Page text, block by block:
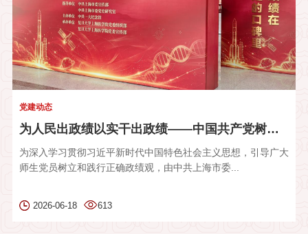
党建动态
为人民出政绩以实干出政绩——中国共产党树立和践行正确政绩观专题...
为深入学习贯彻习近平新时代中国特色社会主义思想，引导广大
师生党员树立和践行正确政绩观，由中共上海市委...
2026-06-18 613